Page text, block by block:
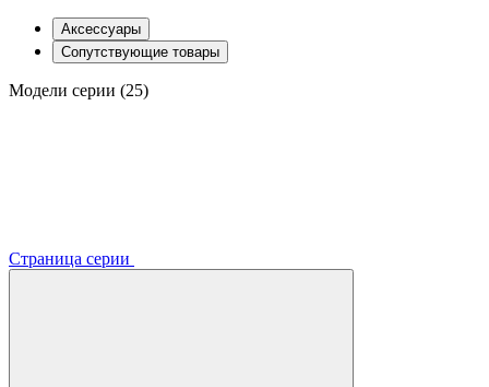
Аксессуары
Сопутствующие товары
Модели серии (25)
Страница серии